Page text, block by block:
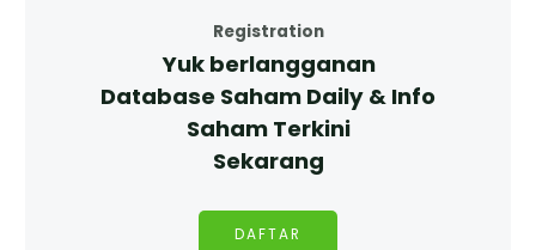
Registration
Yuk berlangganan
Database Saham Daily & Info
Saham Terkini
Sekarang
DAFTAR